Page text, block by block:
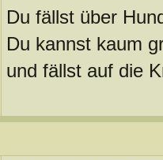
Du fällst über
Du kannst kaum
und fällst auf die